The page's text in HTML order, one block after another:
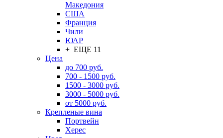
Македония
США
Франция
Чили
ЮАР
+ ЕЩЕ 11
Цена
до 700 руб.
700 - 1500 руб.
1500 - 3000 руб.
3000 - 5000 руб.
от 5000 руб.
Крепленые вина
Портвейн
Херес